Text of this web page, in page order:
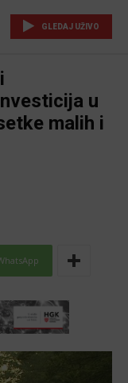
GLEDAJ UŽIVO
u
malih i